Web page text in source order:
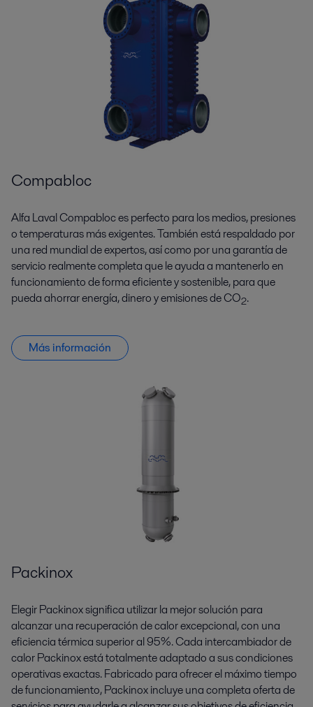
Compabloc
Alfa Laval Compabloc es perfecto para los medios, presiones
o temperaturas más exigentes. También está respaldado por
una red mundial de expertos, así como por una garantía de
servicio realmente completa que le ayuda a mantenerlo en
funcionamiento de forma eficiente y sostenible, para que
pueda ahorrar energía, dinero y emisiones de CO2.
Más información
Packinox
Elegir Packinox significa utilizar la mejor solución para
alcanzar una recuperación de calor excepcional, con una
eficiencia térmica superior al 95%. Cada intercambiador de
calor Packinox está totalmente adaptado a sus condiciones
operativas exactas. Fabricado para ofrecer el máximo tiempo
de funcionamiento, Packinox incluye una completa oferta de